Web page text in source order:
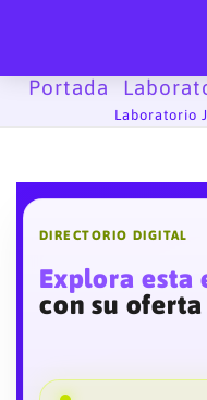
contenido
Portada
Laboratorio
DIRECTORIO DIGITAL
Explora esta
con su oferta